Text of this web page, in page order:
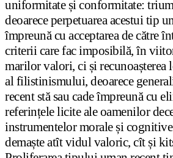
uniformitate și conformitate:
deoarece perpetuarea acestui tip
împreună cu acceptarea de către
criterii care fac imposibilă, în
marilor valori, ci și recunoașterea
al filistinismului, deoarece
recent stă sau cade împreună cu
referințele licite ale oamenilor
instrumentelor morale și
demaște atît vidul valoric, cît și